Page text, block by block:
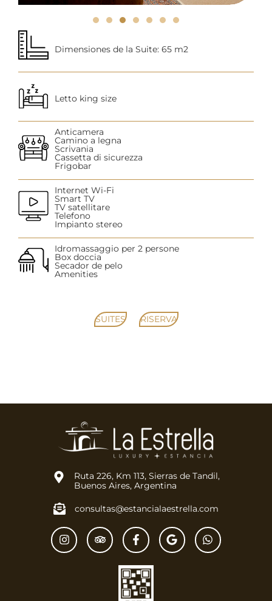
Dimensiones de la Suite: 65 m2
Letto king size
Anticamera
Camino a legna
Scrivania
Cassetta di sicurezza
Frigobar
Internet Wi-Fi
Smart TV
TV satellitare
Telefono
Impianto stereo
Idromassaggio per 2 persone
Box doccia
Secador de pelo
Amenities
SUITES RISERVA
Ruta 226, Km 113, Sierras de Tandil,
Buenos Aires, Argentina
consultas@estancialaestrella.com